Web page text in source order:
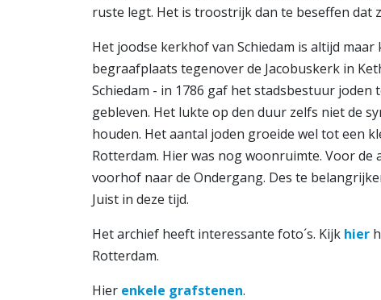
ruste legt. Het is troostrijk dan te beseffen dat
Het joodse kerkhof van Schiedam is altijd
begraafplaats tegenover de Jacobuskerk in
Schiedam - in 1786 gaf het stadsbestuur
gebleven. Het lukte op den duur zelfs niet de
houden. Het aantal joden groeide wel tot een
Rotterdam. Hier was nog woonruimte. Voor de
voorhof naar de Ondergang. Des te
Juist in deze tijd.
Het archief heeft interessante foto´s. Kijk hier
Rotterdam.
Hier enkele grafstenen.